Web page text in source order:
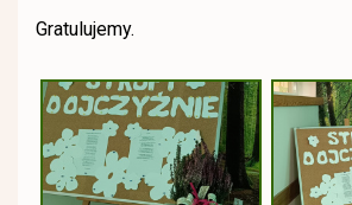
Gratulujemy.